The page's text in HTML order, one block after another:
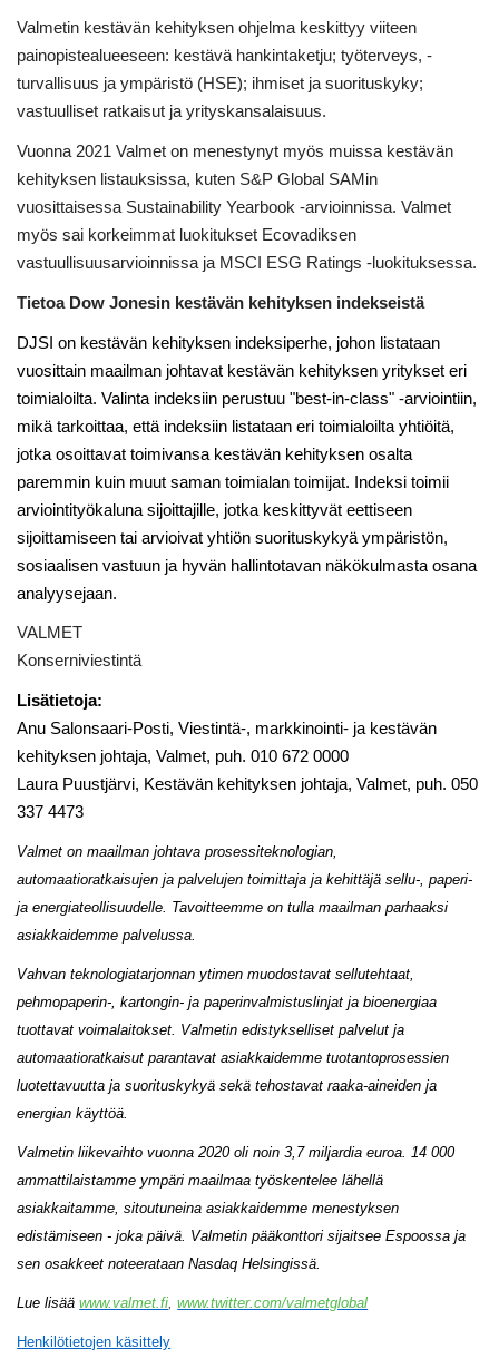
Valmetin kestävän kehityksen ohjelma keskittyy viiteen
painopistealueeseen: kestävä hankintaketju; työterveys, -
turvallisuus ja ympäristö (HSE); ihmiset ja suorituskyky;
vastuulliset ratkaisut ja yrityskansalaisuus.
Vuonna 2021 Valmet on menestynyt myös muissa kestävän
kehityksen listauksissa, kuten S&P Global SAMin
vuosittaisessa Sustainability Yearbook -arvioinnissa. Valmet
myös sai korkeimmat luokitukset Ecovadiksen
vastuullisuusarvioinnissa ja MSCI ESG Ratings -luokituksessa.
Tietoa Dow Jonesin kestävän kehityksen indekseistä
DJSI on kestävän kehityksen indeksiperhe, johon listataan
vuosittain maailman johtavat kestävän kehityksen yritykset eri
toimialoilta. Valinta indeksiin perustuu "best-in-class" -arviointiin,
mikä tarkoittaa, että indeksiin listataan eri toimialoilta yhtiöitä,
jotka osoittavat toimivansa kestävän kehityksen osalta
paremmin kuin muut saman toimialan toimijat. Indeksi toimii
arviointityökaluna sijoittajille, jotka keskittyvät eettiseen
sijoittamiseen tai arvioivat yhtiönsuorituskykyä ympäristön,
sosiaalisen vastuun ja hyvän hallintotavan näkökulmasta osana
analyysejaan.
VALMET
Konserniviestintä
Lisätietoja:
Anu Salonsaari-Posti, Viestintä-, markkinointi- ja kestävän
kehityksen johtaja, Valmet, puh. 010 672 0000
Laura Puustjärvi, Kestävän kehityksen johtaja, Valmet, puh. 050
337 4473
Valmet on maailman johtava prosessiteknologian,
automaatioratkaisujen ja palvelujen toimittaja ja kehittäjä sellu-, paperi-
ja energiateollisuudelle. Tavoitteemme on tulla maailman parhaaksi
asiakkaidemme palvelussa.
Vahvan teknologiatarjonnan ytimen muodostavat sellutehtaat,
pehmopaperin-, kartongin- ja paperinvalmistuslinjat ja bioenergiaa
tuottavat voimalaitokset. Valmetin edistykselliset palvelut ja
automaatioratkaisut parantavat asiakkaidemme tuotantoprosessien
luotettavuutta ja suorituskykyä sekä tehostavat raaka-aineiden ja
energian käyttöä.
Valmetin liikevaihto vuonna 2020 oli noin 3,7 miljardia euroa. 14 000
ammattilaistamme ympäri maailmaa työskentelee lähellä
asiakkaitamme, sitoutuneina asiakkaidemme menestyksen
edistämiseen - joka päivä. Valmetin pääkonttori sijaitsee Espoossa ja
sen osakkeet noteerataan Nasdaq Helsingissä.
Lue lisääwww.valmet.fi ,www.twitter.com/valmetglobal
Henkilötietojen käsittely